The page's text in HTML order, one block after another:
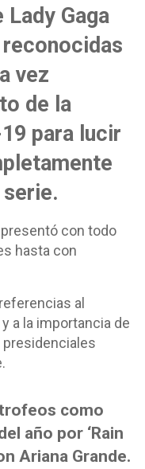
Gaga
vez
de la
para lucir
presentó con todo
hasta con
al
a la importancia de
trofeos como
año por ‘Rain
Ariana Grande.